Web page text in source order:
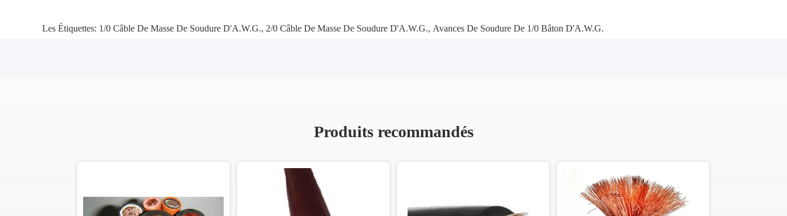
Les Étiquettes: 1/0 Câble De Masse De Soudure D'A.W.G., 2/0 Câble De Masse De Soudure D'A.W.G., Avances De Soudure De 1/0 Bâton D'A.W.G.
Produits recommandés